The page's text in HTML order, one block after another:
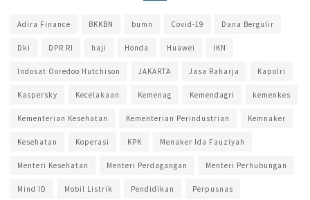
Adira Finance BKKBN bumn Covid-19 Dana Bergulir
Dki DPR RI haji Honda Huawei IKN
Indosat Ooredoo Hutchison JAKARTA Jasa Raharja Kapolri
Kaspersky Kecelakaan Kemenag Kemendagri kemenkes
Kementerian Kesehatan Kementerian Perindustrian Kemnaker
Kesehatan Koperasi KPK Menaker Ida Fauziyah
Menteri Kesehatan Menteri Perdagangan Menteri Perhubungan
Mind ID Mobil Listrik Pendidikan Perpusnas